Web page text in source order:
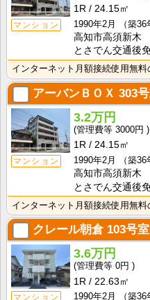
マンション
1R
24.15㎡
1990年2月
（築36
高知市高須新木
とさでん交通後
アーバンＢＯＸ 303
マンション
3.2万円
3000円
1R
24.15㎡
1990年2月
（築36
高知市高須新木
とさでん交通後
クレール朝倉103号室
マンション
3.6万円
0円
1R
22.63㎡
1990年2月
（築36